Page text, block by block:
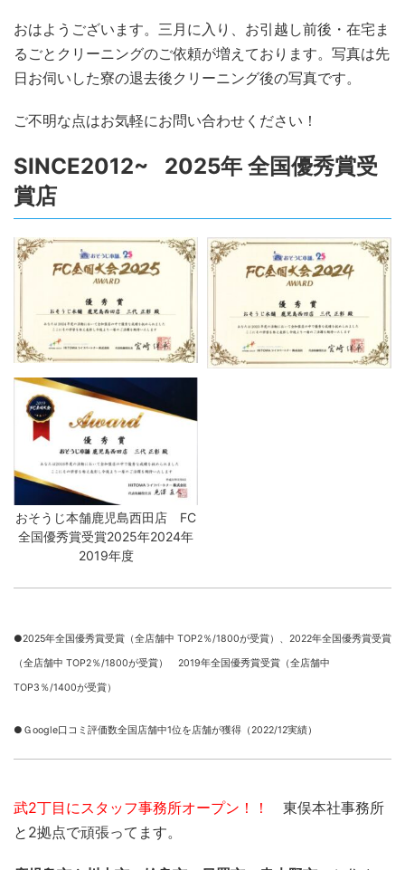
おはようございます。三月に入り、お引越し前後・在宅ま
るごとクリーニングのご依頼が増えております。写真は先
日お伺いした寮の退去後クリーニング後の写真です。
ご不明な点はお気軽にお問い合わせください！
SINCE2012~ 2025年 全国優秀賞受
賞店
おそうじ本舗鹿児島西田店 FC
全国優秀賞受賞2025年2024年
2019年度
●2025年全国優秀賞受賞（全店舗中 TOP2％/1800が受賞）、 2022年全国優秀賞受賞
（全店舗中 TOP2％/1800が受賞） 2019年全国優秀賞受賞（全店舗中
TOP3％/1400が受賞）
●Ｇoogle口コミ評価数全国店舗中1位を店舗が獲得（2022/12実績）
武2丁目にスタッフ事務所オープン！！
東俣本社事務所
と2拠点で頑張ってます。